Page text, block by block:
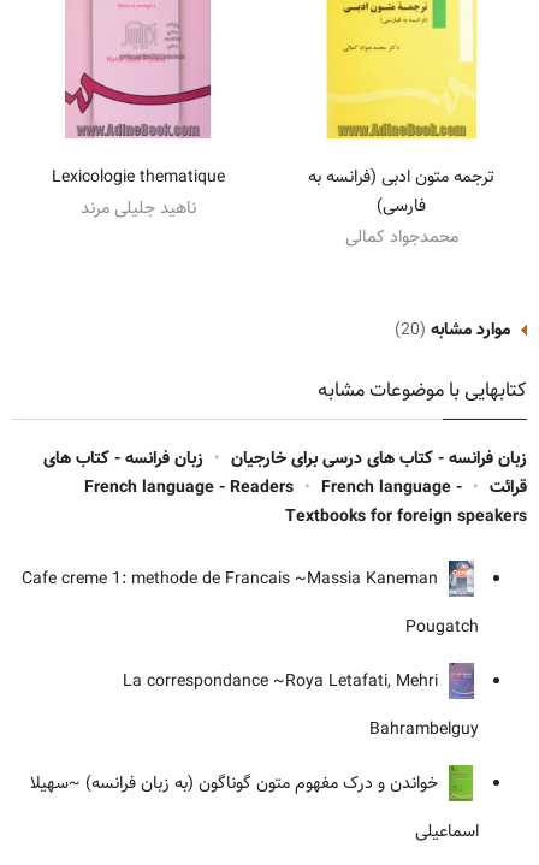
ترجمه متون ادبی (فرانسه به
فارسی)
محمدجواد کمالی
Lexicologie thematique
ناهید جلیلی مرند
موارد مشابه (20)
کتابهایی با موضوعات مشابه
زبان فرانسه - کتاب های درسی برای خارجیان • زبان فرانسه - کتاب های
قرائت •
French language - Readers • French language -
Textbooks for foreign speakers
~Massia Kaneman
Pougatch
~Roya Letafati, Mehri
Bahrambelguy
خواندن و درک مفهوم متون گوناگون (به زبان فرانسه) ~سهیلا
اسماعیلی